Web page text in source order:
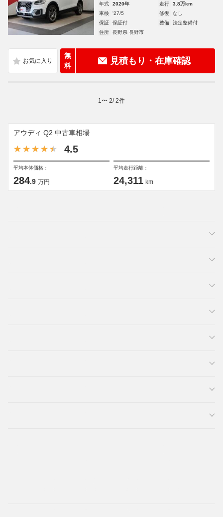
年式 2020年 走行
3.8万km
車検
'27/5 修復
なし
保証
保証付 整備
法定整備付
住所
長野県 長野市
無
料
見積もり・在庫確認
1 〜 2/2件
アウディ Q2 中古車相場
4.5
平均本体価格：
284.9 万円
平均走行距離：
24,311 km